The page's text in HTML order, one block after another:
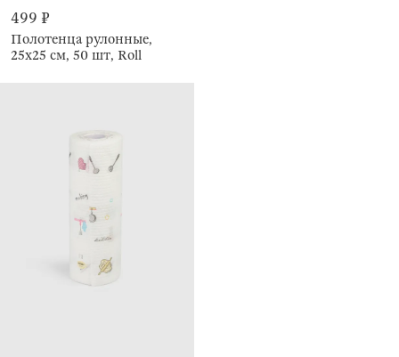
499 ₽
Полотенца рулонные,
25х25 см, 50 шт, Roll